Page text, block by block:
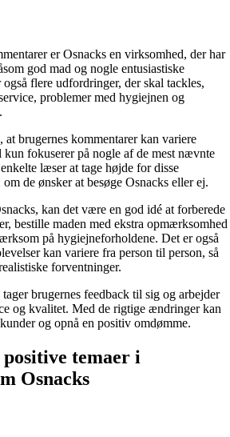
er Osnacks en virksomhed, der har
god mad og nogle entusiastiske
flere udfordringer, der skal tackles,
problemer med hygiejnen og
brugernes kommentarer kan variere
kun fokuserer på nogle af de mest nævnte
læser at tage højde for disse
de ønsker at besøge Osnacks eller ej.
kan det være en god idé at forberede
bestille maden med ekstra opmærksomhed
på hygiejneforholdene. Det er også
kan variere fra person til person, så
forventninger.
brugernes feedback til sig og arbejder
og kvalitet. Med de rigtige ændringer kan
og opnå en positiv omdømme.
positive temaer i
Osnacks